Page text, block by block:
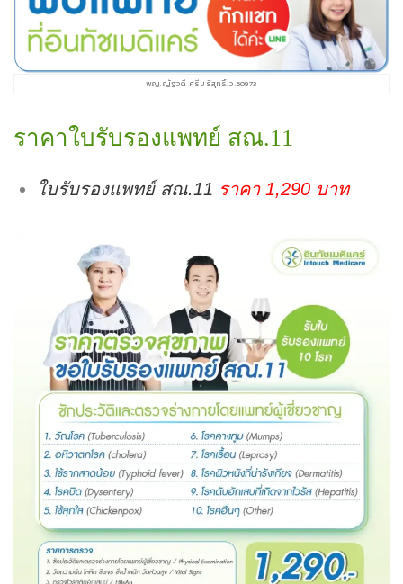
พญ.ญัฐวดี ศรีบริสุทธิ์. ว.60973
ราคาใบรับรองแพทย์ สณ.11
ใบรับรองแพทย์ สณ.11 ราคา 1,290 บาท